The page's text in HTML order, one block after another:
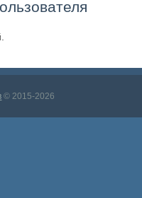
© 2015-2026